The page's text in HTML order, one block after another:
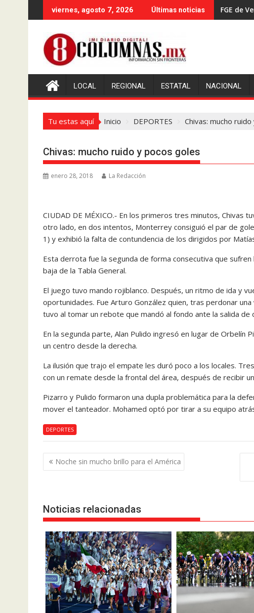
al
viernes, agosto 7, 2026 Últimas noticias FGE de
LOCAL REGIONAL ESTATAL NACIONAL
Tu estas aquí Inicio DEPORTES Chivas: mucho
Chivas: mucho ruido y pocos goles
enero 28, 2018 La Redacción
CIUDAD DE MÉXICO.- En los primeros tres minutos, Chivas
otro lado, en dos intentos, Monterrey consiguió el par de
1) y exhibió la falta de contundencia de los dirigidos por
Esta derrota fue la segunda de forma consecutiva que
baja de la Tabla General.
El juego tuvo mando rojiblanco. Después, un ritmo de ida y
oportunidades. Fue Arturo González quien, tras perdonar
tuvo al tomar un rebote que mandó al fondo ante la salida
En la segunda parte, Alan Pulido ingresó en lugar de Orbelín
un centro desde la derecha.
La ilusión que trajo el empate les duró poco a los locales.
con un remate desde la frontal del área, después de recibir
Pizarro y Pulido formaron una dupla problemática para la
mover el tanteador. Mohamed optó por tirar a su equipo
DEPORTES
Navegación
de
Noche sin mucho brillo para el América
Noticias relacionadas